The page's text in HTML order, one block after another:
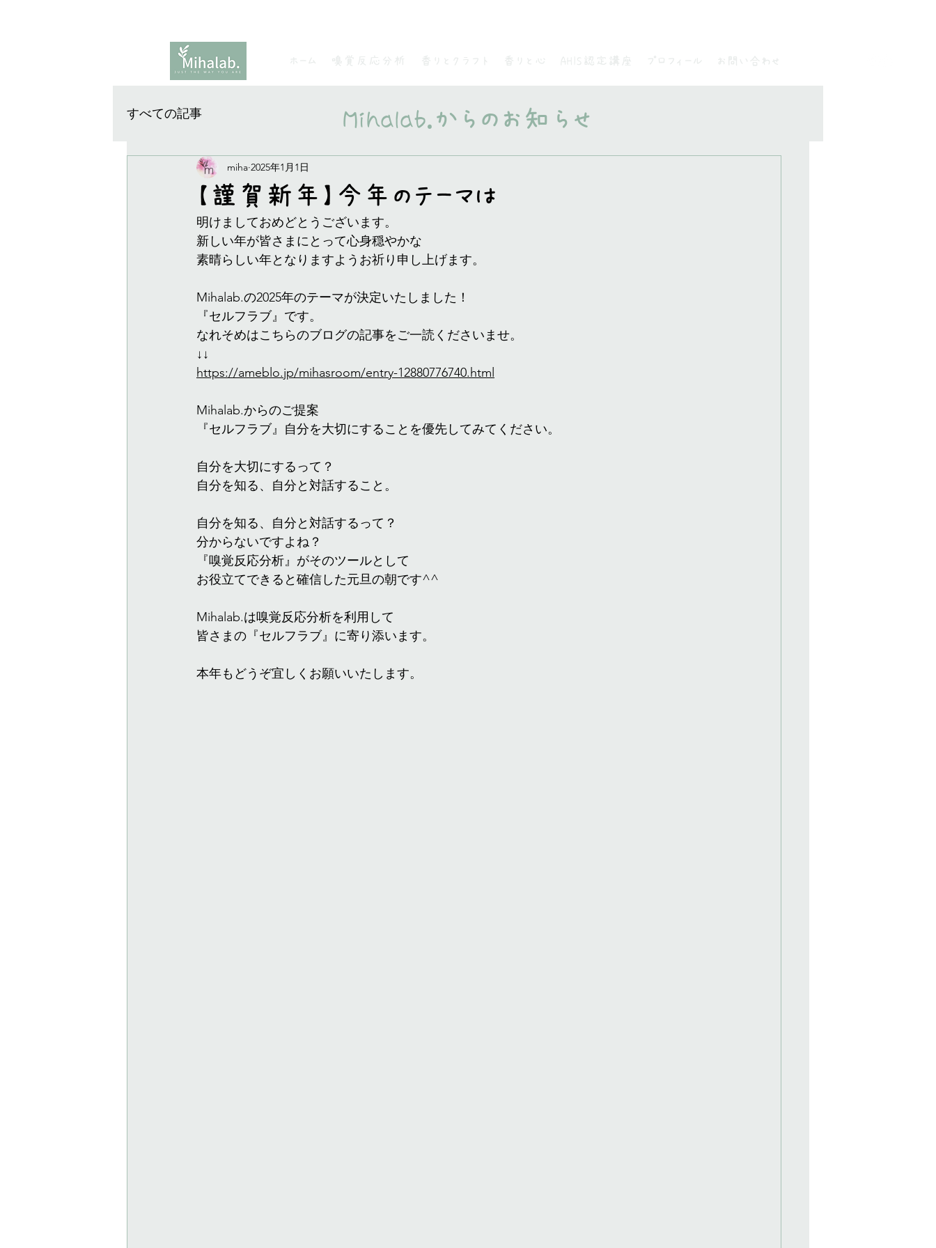
すべての記事
【謹賀新年】今年のテーマは
miha 2025年1月1日
明けましておめどとうございます。
新しい年が皆さまにとって心身穏やかな
素晴らしい年となりますようお祈り申し上げます。
Mihalab.の2025年のテーマが決定いたしました！
『セルフラブ』です。
なれそめはこちらのブログの記事をご一読くださいませ。
↓↓
https://ameblo.jp/mihasroom/entry-12880776740.html
Mihalab.からのご提案
『セルフラブ』自分を大切にすることを優先してみてください。
自分を大切にするって？
自分を知る、自分と対話すること。
自分を知る、自分と対話するって？
分からないですよね？
『嗅覚反応分析』がそのツールとして
お役立てできると確信した元旦の朝です^^
Mihalab.は嗅覚反応分析を利用して
皆さまの『セルフラブ』に寄り添います。
本年もどうぞ宜しくお願いいたします。
​Mihalab.からのお知らせ